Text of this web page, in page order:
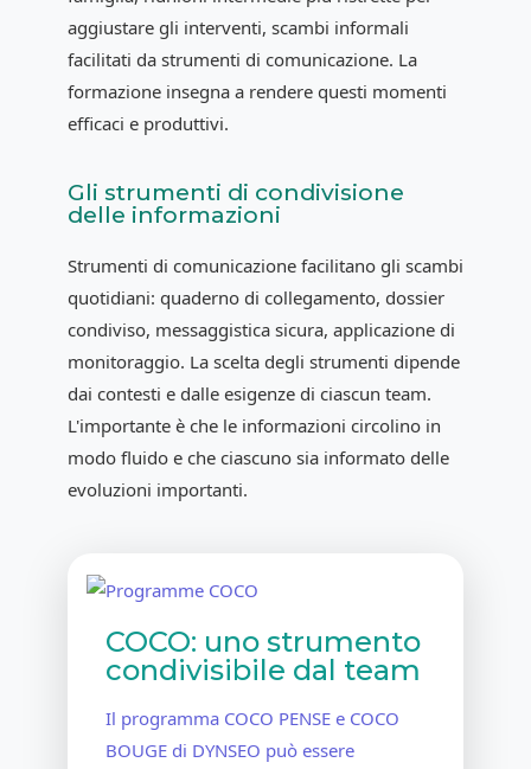
aggiustare gli interventi, scambi informali
facilitati da strumenti di comunicazione. La
formazione insegna a rendere questi momenti
efficaci e produttivi.
Gli strumenti di condivisione
delle informazioni
Strumenti di comunicazione facilitano gli scambi
quotidiani: quaderno di collegamento, dossier
condiviso, messaggistica sicura, applicazione di
monitoraggio. La scelta degli strumenti dipende
dai contesti e dalle esigenze di ciascun team.
L'importante è che le informazioni circolino in
modo fluido e che ciascuno sia informato delle
evoluzioni importanti.
COCO: uno strumento
condivisibile dal team
Il programma COCO PENSE e COCO
BOUGE di DYNSEO può essere